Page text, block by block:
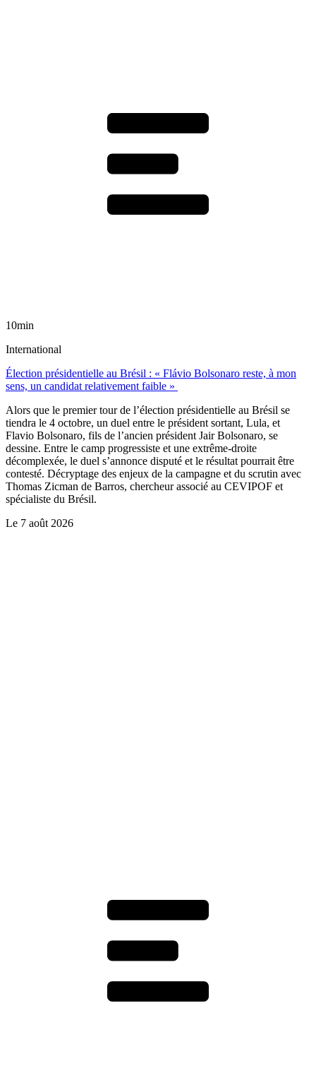
10min
International
Élection présidentielle au Brésil : « Flávio Bolsonaro reste, à mon
sens, un candidat relativement faible »
Alors que le premier tour de l’élection présidentielle au Brésil se
tiendra le 4 octobre, un duel entre le président sortant, Lula, et
Flavio Bolsonaro, fils de l’ancien président Jair Bolsonaro, se
dessine. Entre le camp progressiste et une extrême-droite
décomplexée, le duel s’annonce disputé et le résultat pourrait être
contesté. Décryptage des enjeux de la campagne et du scrutin avec
Thomas Zicman de Barros, chercheur associé au CEVIPOF et
spécialiste du Brésil.
Le 7 août 2026